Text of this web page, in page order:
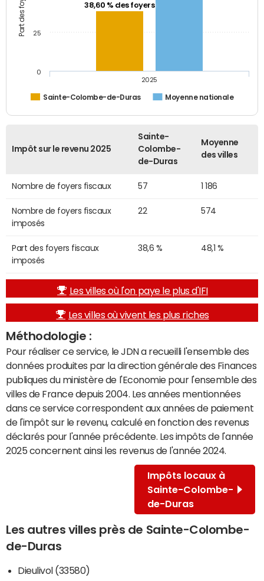
38,60 % des foyers
Sainte-Colombe-de-Duras Moyenne nationale
2025
0
25
Impôt sur le revenu 2025
Sainte-
Colombe-
de-Duras
Moyenne
des villes
Nombre de foyers fiscaux 57 1 186
Nombre de foyers fiscaux
imposés
22 574
Part des foyers fiscaux
imposés
38,6 % 48,1 %
Les villes où l'on paye le plus d'IFI
Les villes où vivent les plus riches
Méthodologie :
Pour réaliser ce service, le JDN a recueilli l'ensemble des
données produites par la direction générale des Finances
publiques du ministère de l'Economie pour l'ensemble des
villes de France depuis 2004. Les années mentionnées
dans ce service correspondent aux années de paiement
de l'impôt sur le revenu, calculé en fonction des revenus
déclarés pour l'année précédente. Les impôts de l'année
2025 concernent ainsi les revenus de l'année 2024.
Impôts locaux à
Sainte-Colombe-
de-Duras
Les autres villes près de Sainte-Colombe-
de-Duras
Dieulivol (33580)